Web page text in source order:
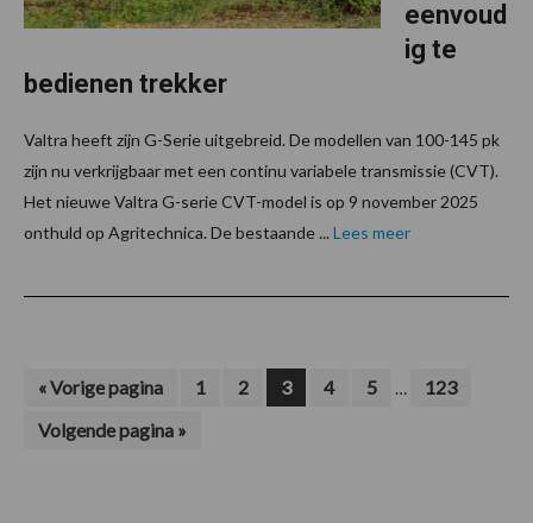
eenvoud
ig te
bedienen trekker
Valtra heeft zijn G-Serie uitgebreid. De modellen van 100-145 pk
zijn nu verkrijgbaar met een continu variabele transmissie (CVT).
Het nieuwe Valtra G-serie CVT-model is op 9 november 2025
onthuld op Agritechnica. De bestaande ... Lees meer
«Ga
Vorige pagina Pagina
1 Pagina
2 Pagina
3 Pagina
4 Pagina
5
Interim
… Pagina
123
Ga
naar
Volgende pagina »